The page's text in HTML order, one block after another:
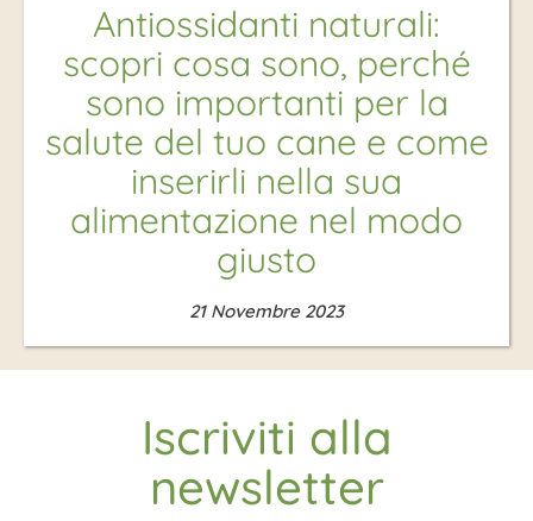
Antiossidanti naturali:
scopri cosa sono, perché
sono importanti per la
salute del tuo cane e come
inserirli nella sua
alimentazione nel modo
giusto
21 Novembre 2023
Iscriviti alla
newsletter